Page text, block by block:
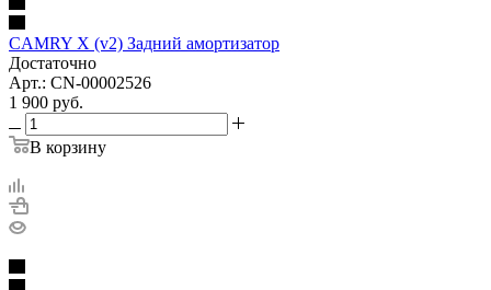
CAMRY X (v2) Задний амортизатор
Достаточно
Арт.: CN-00002526
1 900 руб.
В корзину